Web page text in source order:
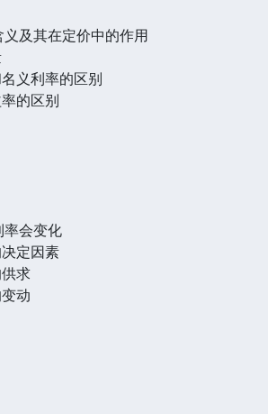
及其在定价中的作用
义利率的区别
的区别
率会变化
定因素
求
动